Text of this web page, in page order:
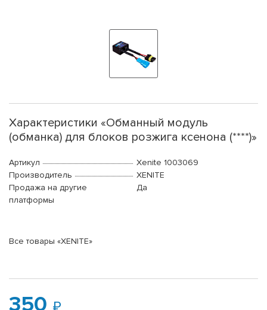
Характеристики «Обманный модуль
(обманка) для блоков розжига ксенона (****)»
Артикул
Xenite 1003069
Производитель
XENITE
Продажа на другие
платформы
Да
Все товары «XENITE»